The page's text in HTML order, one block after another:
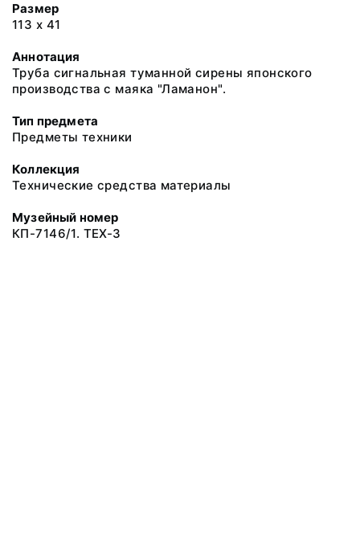
Размер
113 х 41
Аннотация
Труба сигнальная туманной сирены японского
производства с маяка "Ламанон".
Тип предмета
Предметы техники
Коллекция
Технические средства материалы
Музейный номер
КП-7146/1. ТЕХ-3